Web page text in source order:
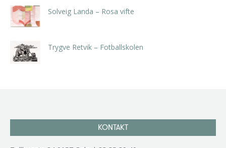
Solveig Landa – Rosa vifte
Trygve Retvik – Fotballskolen
KONTAKT